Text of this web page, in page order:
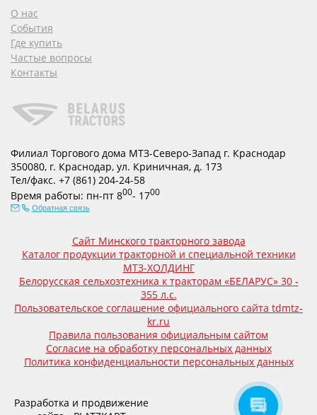
О нас
События
Где купить
Частые вопросы
Контакты
Филиал Торгового дома МТЗ-Северо-Запад г. Краснодар
350080, г. Краснодар, ул. Криничная, д. 173
Тел/факс. +7 (861) 204-24-58
Время работы: пн-пт 800- 1700
Обратная связь
Сайт Минского тракторного завода
Каталог продукции тракторной и специальной техники
МТЗ-ХОЛДИНГ
Белорусская сельхозтехника к тракторам «БЕЛАРУС» 30 -
355 л.с.
Пользовательское соглашение официального сайта tdmtz-
kr.ru
Правила пользования официальным сайтом
Согласие на обработку персональных данных
Политика конфиденциальности персональных данных
Разработка и продвижение